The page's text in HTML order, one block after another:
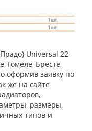
Universal 22
Гомеле, Бресте,
оформив заявку по
же на сайте
размеры,
типов и